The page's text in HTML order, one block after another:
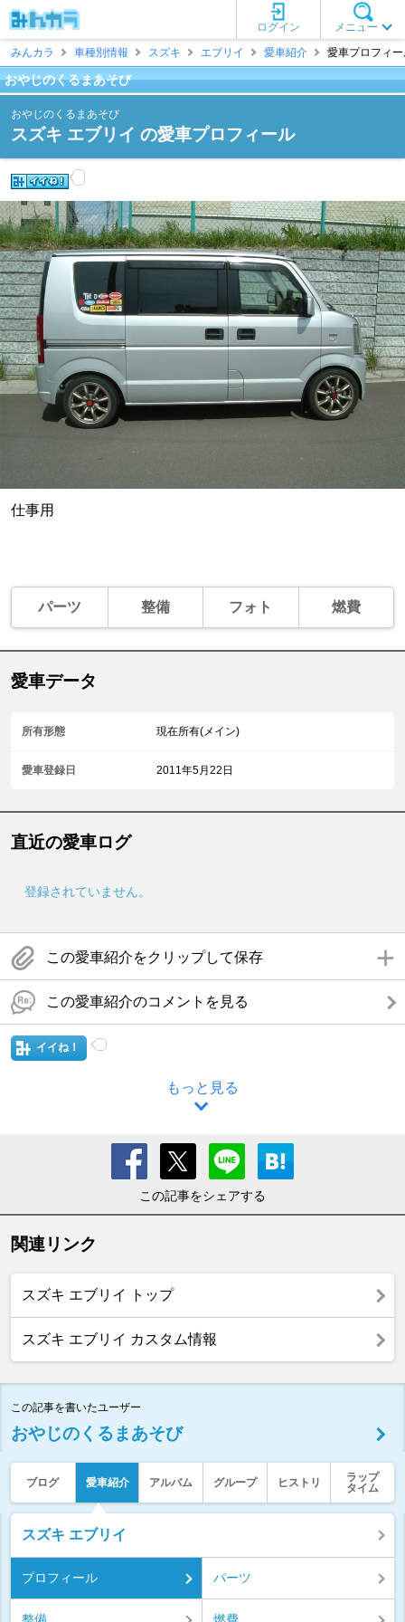
メニュー
ログイン
みんカラ
車種別情報 スズキ エブリイ 愛車紹介 愛車プロフィ
おやじのくるまあそび
おやじのくるまあそび
スズキ エブリイ の愛車プロフィール
仕事用
パーツ 整備 フォト 燃費
愛車データ
所有形態 現在所有(メイン)
愛車登録日 2011年5月22日
直近の愛車ログ
登録されていません。
この愛車紹介をクリップして保存
この愛車紹介のコメントを見る
イイね！
もっと見る
この記事をシェアする
関連リンク
スズキ エブリイ トップ
スズキ エブリイ カスタム情報
この記事を書いたユーザー
おやじのくるまあそび
ブログ 愛車紹介 アルバム グループ ヒストリ
ラップ
タイム
スズキ エブリイ
プロフィール パーツ